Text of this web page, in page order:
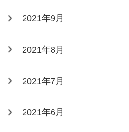
2021年9月
2021年8月
2021年7月
2021年6月